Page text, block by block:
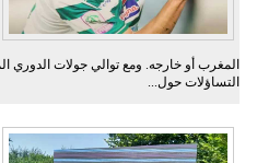
المغرب أو خارجه. ومع توالي جولات الدوري
التساؤلات حول...